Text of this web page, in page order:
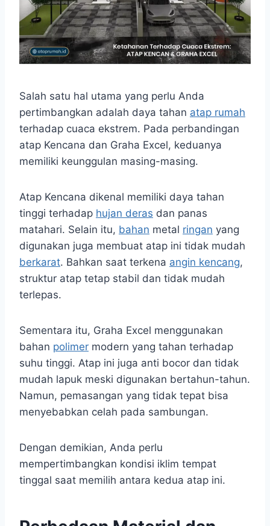
Salah satu hal utama yang perlu Anda
pertimbangkan adalah daya tahan atap rumah
terhadap cuaca ekstrem. Pada perbandingan
atap Kencana dan Graha Excel, keduanya
memiliki keunggulan masing-masing.
Atap Kencana dikenal memiliki daya tahan
tinggi terhadap hujan deras dan panas
matahari. Selain itu, bahan metal ringan yang
digunakan juga membuat atap ini tidak mudah
berkarat. Bahkan saat terkena angin kencang,
struktur atap tetap stabil dan tidak mudah
terlepas.
Sementara itu, Graha Excel menggunakan
bahan polimer modern yang tahan terhadap
suhu tinggi. Atap ini juga anti bocor dan tidak
mudah lapuk meski digunakan bertahun-tahun.
Namun, pemasangan yang tidak tepat bisa
menyebabkan celah pada sambungan.
Dengan demikian, Anda perlu
mempertimbangkan kondisi iklim tempat
tinggal saat memilih antara kedua atap ini.